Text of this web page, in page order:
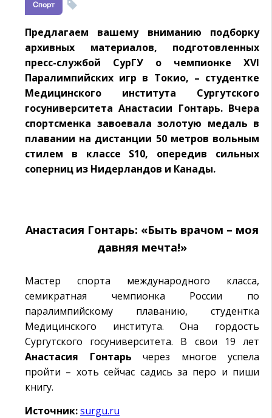
Спорт
Предлагаем вашему вниманию подборку
архивных материалов, подготовленных
пресс-службой СурГУ о чемпионке XVI
Паралимпийских игр в Токио, – студентке
Медицинского института Сургутского
госуниверситета Анастасии Гонтарь. Вчера
спортсменка завоевала золотую медаль в
плавании на дистанции 50 метров вольным
стилем в классе S10, опередив сильных
соперниц из Нидерландов и Канады.
Анастасия Гонтарь: «Быть врачом – моя
давняя мечта!»
Мастер спорта международного класса,
семикратная чемпионка России по
паралимпийскому плаванию, студентка
Медицинского института. Она гордость
Сургутского госуниверситета. В свои 19 лет
Анастасия
Гонтарь через многое успела
пройти – хоть сейчас садись за перо и пиши
книгу.
Источник:surgu.ru